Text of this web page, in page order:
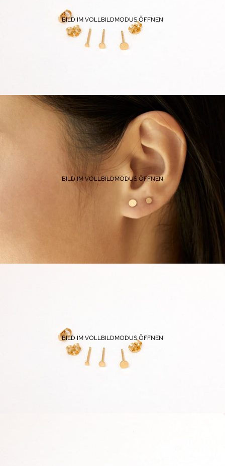
BILD IM VOLLBILDMODUS ÖFFNEN
BILD IM VOLLBILDMODUS ÖFFNEN
BILD IM VOLLBILDMODUS ÖFFNEN